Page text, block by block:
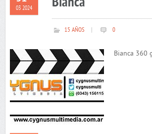
03 2024
15 AÑOS 0
Bianca 360